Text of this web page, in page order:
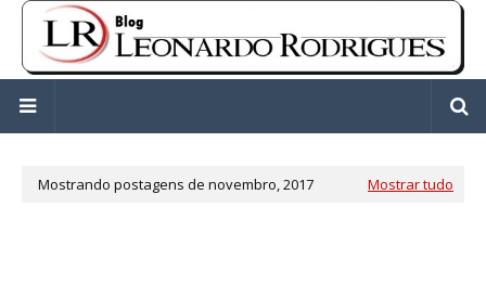
Mostrando postagens de novembro, 2017 Mostrar tudo